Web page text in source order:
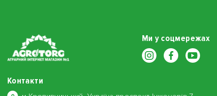
Ми у соцмережах
Контакти